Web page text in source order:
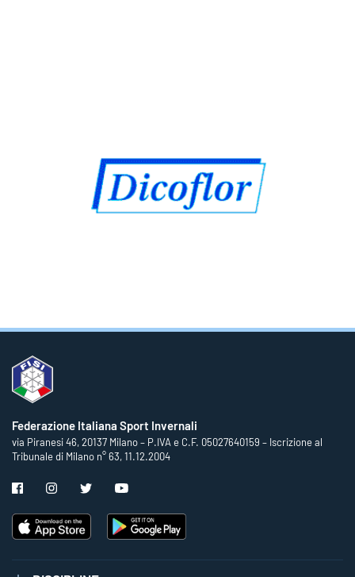
Federazione Italiana Sport Invernali
via Piranesi 46, 20137 Milano – P.IVA e C.F. 05027640159 – Iscrizione al
Tribunale di Milano n° 63, 11.12.2004